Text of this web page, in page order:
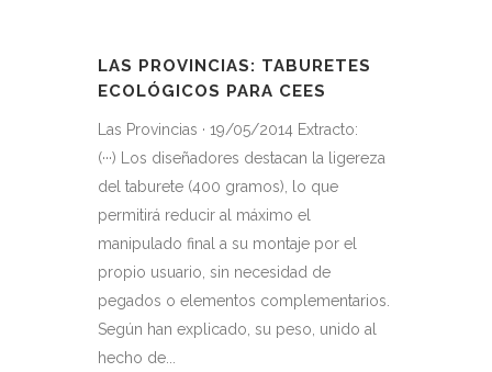
LAS PROVINCIAS: TABURETES
ECOLÓGICOS PARA CEES
Las Provincias · 19/05/2014 Extracto:
(···) Los diseñadores destacan la ligereza
del taburete (400 gramos), lo que
permitirá reducir al máximo el
manipulado final a su montaje por el
propio usuario, sin necesidad de
pegados o elementos complementarios.
Según han explicado, su peso, unido al
hecho de...